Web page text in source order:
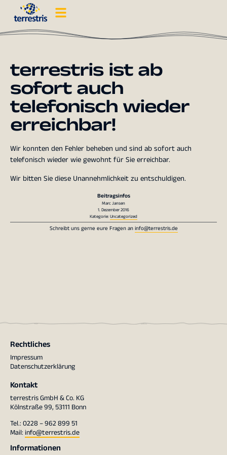
terrestris ist ab
sofort auch
telefonisch wieder
erreichbar!
Wir konnten den Fehler beheben und sind ab sofort auch
telefonisch wieder wie gewohnt für Sie erreichbar.
Wir bitten Sie diese Unannehmlichkeit zu entschuldigen.
Beitragsinfos
Marc Jansen
1. Dezember 2016
Kategorie:Uncategorized
Schreibt uns gerne eure Fragen aninfo@terrestris.de
Rechtliches
Impressum
Datenschutzerklärung
Kontakt
terrestris GmbH & Co. KG
Kölnstraße 99, 53111 Bonn
Tel.: 0228 – 962 899 51
Mail: info@terrestris.de
Informationen